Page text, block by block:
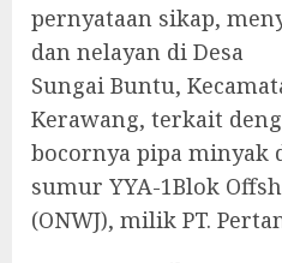
pernyataan sikap,
dan nelayan di Desa
Sungai Buntu,
Kerawang, terkait
bocornya pipa minyak
sumur YYA-1Blok
(ONWJ), milik PT.